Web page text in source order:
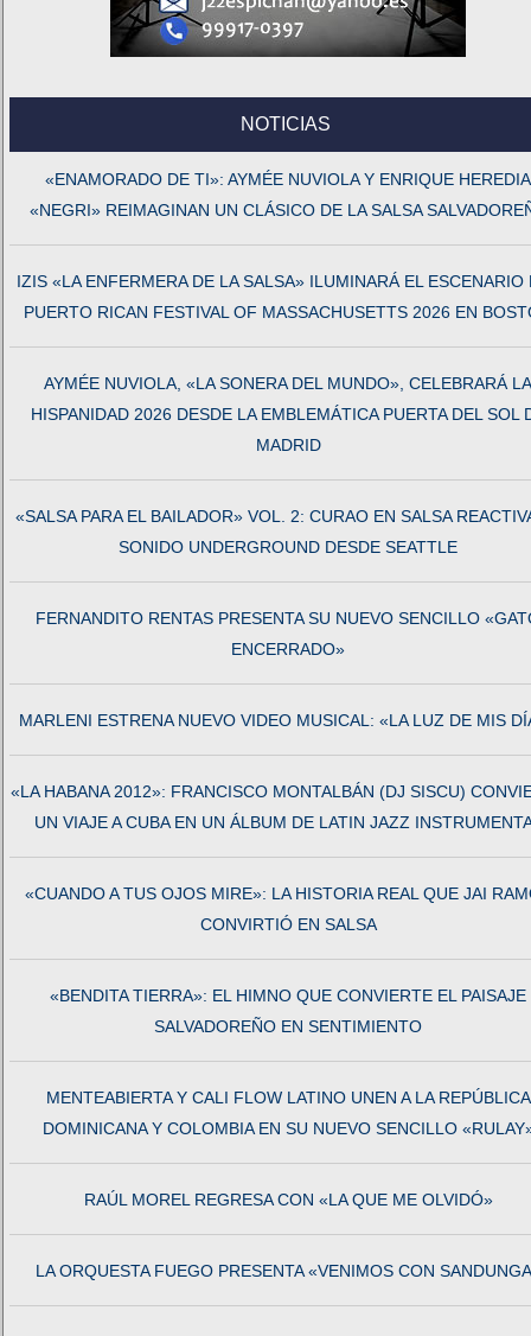
NOTICIAS
«ENAMORADO DE TI»: AYMÉE NUVIOLA Y ENRIQUE HEREDIA
«NEGRI» REIMAGINAN UN CLÁSICO DE LA SALSA
IZIS «LA ENFERMERA DE LA SALSA» ILUMINARÁ EL ESCENARIO
PUERTO RICAN FESTIVAL OF MASSACHUSETTS 2026 EN
AYMÉE NUVIOLA, «LA SONERA DEL MUNDO», CELEBRARÁ LA
HISPANIDAD 2026 DESDE LA EMBLEMÁTICA PUERTA DEL SOL
MADRID
«SALSA PARA EL BAILADOR» VOL. 2: CURAO EN SALSA
SONIDO UNDERGROUND DESDE SEATTLE
FERNANDITO RENTAS PRESENTA SU NUEVO SENCILLO
ENCERRADO»
MARLENI ESTRENA NUEVO VIDEO MUSICAL: «LA LUZ DE MIS
«LA HABANA 2012»: FRANCISCO MONTALBÁN (DJ SISCU)
UN VIAJE A CUBA EN UN ÁLBUM DE LATIN JAZZ
«CUANDO A TUS OJOS MIRE»: LA HISTORIA REAL QUE JAI
CONVIRTIÓ EN SALSA
«BENDITA TIERRA»: EL HIMNO QUE CONVIERTE EL PAISAJE
SALVADOREÑO EN SENTIMIENTO
MENTEABIERTA Y CALI FLOW LATINO UNEN A LA REPÚBLICA
DOMINICANA Y COLOMBIA EN SU NUEVO SENCILLO
RAÚL MOREL REGRESA CON «LA QUE ME OLVIDÓ»
LA ORQUESTA FUEGO PRESENTA «VENIMOS CON